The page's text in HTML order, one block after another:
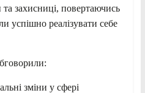
захисниці, повертаючись
успішно реалізувати себе
зміни у сфері